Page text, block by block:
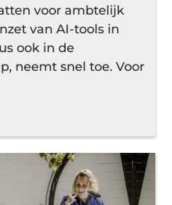
voor ambtelijk
van AI-tools in
ook in de
neemt snel toe. Voor